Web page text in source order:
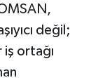
değil;
ortağı